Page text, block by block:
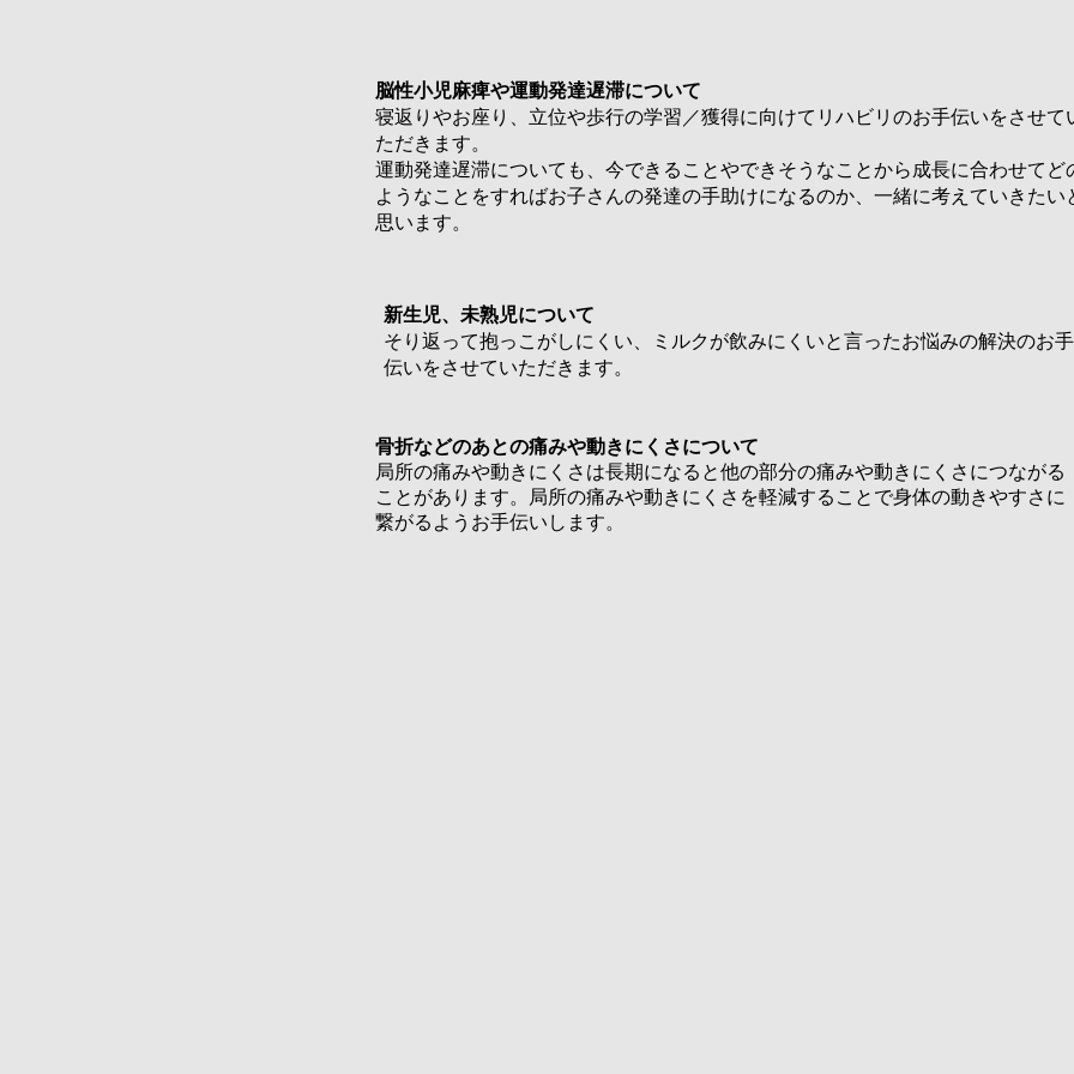
​脳性小児麻痺や運動発達遅滞について
寝返りやお座り、立位や歩行の学習／獲得に向けてリハビリのお手伝いをさせて
ただきます。
運動発達遅滞についても、今できることやできそうなことから成長に合わせてど
ようなことをすればお子さんの発達の手助けになるのか、一緒に考えていきたい
思います。
新生児、未熟児について
そり返って抱っこがしにくい、ミルクが飲みにくいと言ったお悩みの解決のお手
伝いをさせていただきます。
骨折などのあとの痛みや動きにくさについて
​局所の痛みや動きにくさは長期になると他の部分の痛みや動きにくさにつながる
ことがあります。局所の痛みや動きにくさを軽減することで身体の動きやすさに
繋がるようお手伝いします。